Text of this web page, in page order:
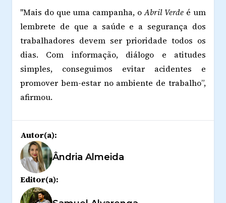
"Mais do que uma campanha, oAbril Verde é um
lembrete de que a saúde e a segurança dos
trabalhadores devem ser prioridade todos os
dias. Com informação, diálogo e atitudes
simples, conseguimos evitar acidentes e
promover bem-estar no ambiente de trabalho”,
afirmou.
Autor(a):
Ândria Almeida
Editor(a):